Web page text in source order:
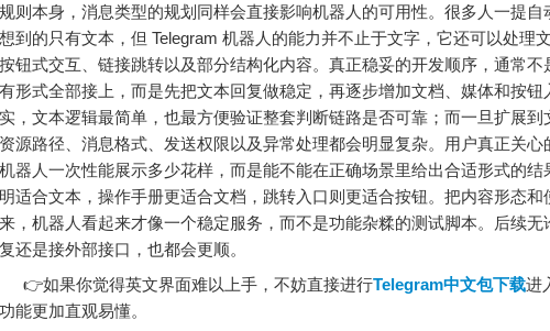
则本身，消息类型的规划同样会直接影响机器人的可用性。很多人一提自
到的只有文本，但 Telegram 机器人的能力并不止于文字，它还可以处理
钮式交互、链接跳转以及部分结构化内容。真正稳妥的开发顺序，通常不
形式全部接上，而是先把文本回复做稳定，再逐步增加文档、媒体和按钮
，文本逻辑最简单，也最方便验证整套判断链路是否可靠；而一旦扩展到
源路径、消息格式、发送权限以及异常处理都会明显复杂。用户真正关心
器人一次性能展示多少花样，而是能不能在正确场景里给出合适形式的结
适合文本，操作手册更适合文档，跳转入口则更适合按钮。把内容形态和
，机器人看起来才像一个稳定服务，而不是功能杂糅的测试脚本。后续无
还是接外部接口，也都会更顺。
果你觉得英文界面难以上手，不妨直接进行Telegram中文包下载进
能更加直观易懂。